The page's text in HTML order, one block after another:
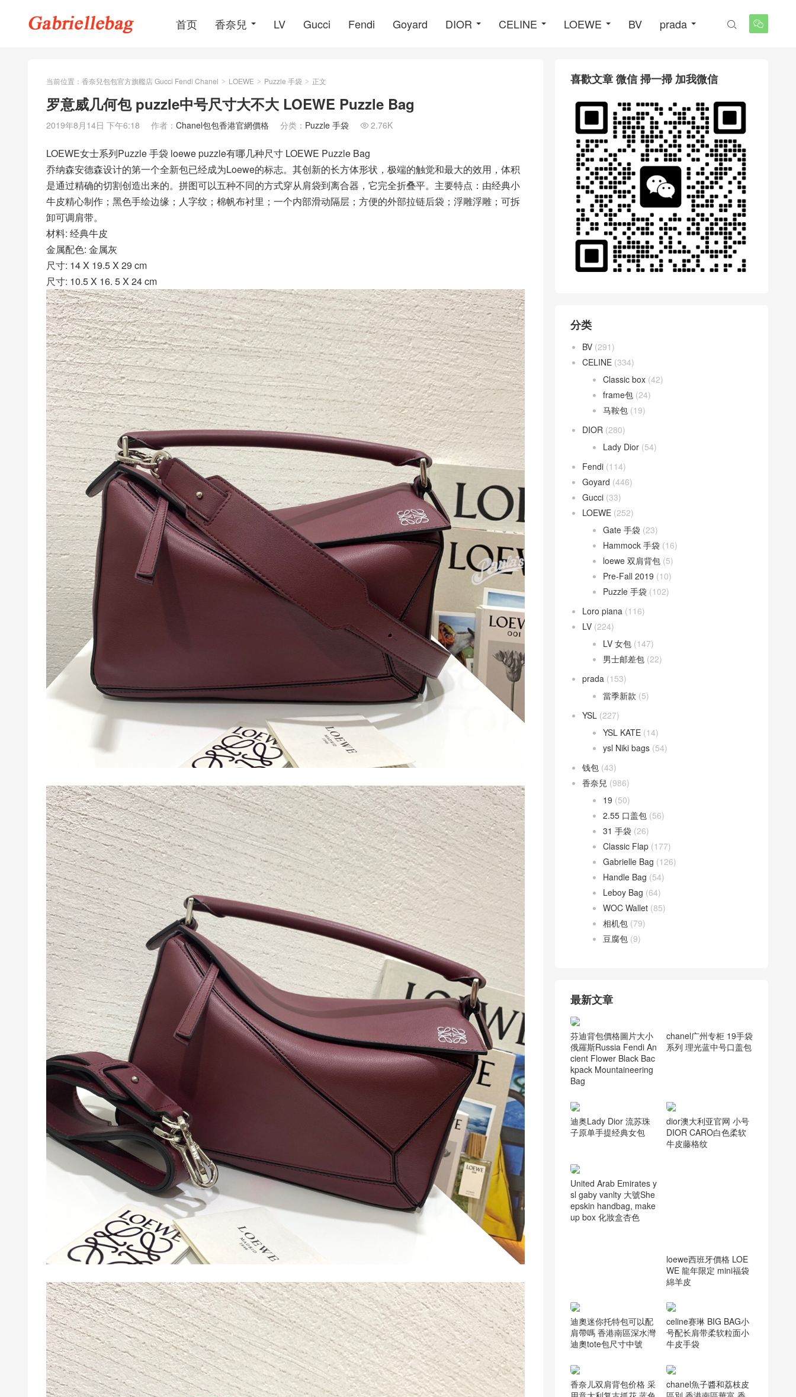
首页 香奈兒 LV Gucci Fendi Goyard DIOR CELINE LOEWE BV prada 

当前位置： 香奈兒包包官方旗艦店 Gucci Fendi Chanel > LOEWE > Puzzle 手袋 > 正文
罗意威几何包 puzzle中号尺寸大不大 LOEWE Puzzle Bag
2019年8月14日 下午6:18 作者： Chanel包包香港官網價格 分类： Puzzle 手袋  2.76K
LOEWE女士系列Puzzle 手袋 loewe puzzle有哪几种尺寸 LOEWE Puzzle Bag
乔纳森安德森设计的第一个全新包已经成为Loewe的标志。其创新的长方体形状，极端的触觉和最大的效用，体积
是通过精确的切割创造出来的。拼图可以五种不同的方式穿从肩袋到离合器，它完全折叠平。主要特点：由经典小
牛皮精心制作；黑色手绘边缘；人字纹；棉帆布衬里；一个内部滑动隔层；方便的外部拉链后袋；浮雕浮雕；可拆
卸可调肩带。
材料: 经典牛皮
金属配色: 金属灰
尺寸: 14 X 19.5 X 29 cm
尺寸: 10.5 X 16. 5 X 24 cm
喜歡文章 微信 掃一掃 加我微信
分类
BV (291)
CELINE (334)
Classic box (42)
frame包 (24)
马鞍包 (19)
DIOR (280)
Lady Dior (54)
Fendi (114)
Goyard (446)
Gucci (33)
LOEWE (252)
Gate 手袋 (23)
Hammock 手袋 (16)
loewe 双肩背包 (5)
Pre-Fall 2019 (10)
Puzzle 手袋 (102)
Loro piana (116)
LV (224)
LV 女包 (147)
男士邮差包 (22)
prada (153)
當季新款 (5)
YSL (227)
YSL KATE (14)
ysl Niki bags (54)
钱包 (43)
香奈兒 (986)
19 (50)
2.55 口盖包 (56)
31 手袋 (26)
Classic Flap (177)
Gabrielle Bag (126)
Handle Bag (54)
Leboy Bag (64)
WOC Wallet (85)
相机包 (79)
豆腐包 (9)
最新文章
芬迪背包價格圖片大小
俄羅斯Russia Fendi An
cient Flower Black Bac
kpack Mountaineering
Bag
系列 理光蓝中号口盖包
迪奥Lady Dior 流苏珠
dior澳大利亚官网 小号
DIOR CARO白色柔软
United Arab Emirates y
sl gaby vanlty 大號She
epskin handbag, make
loewe西班牙價格 LOE
WE 龍年限定 mini福袋
綿羊皮
迪奧迷你托特包可以配
迪奧tote包尺寸中號
celine赛琳 BIG BAG小
牛皮手袋